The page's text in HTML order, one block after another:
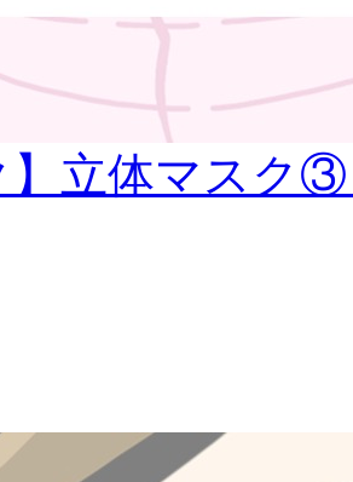
】立体マスク